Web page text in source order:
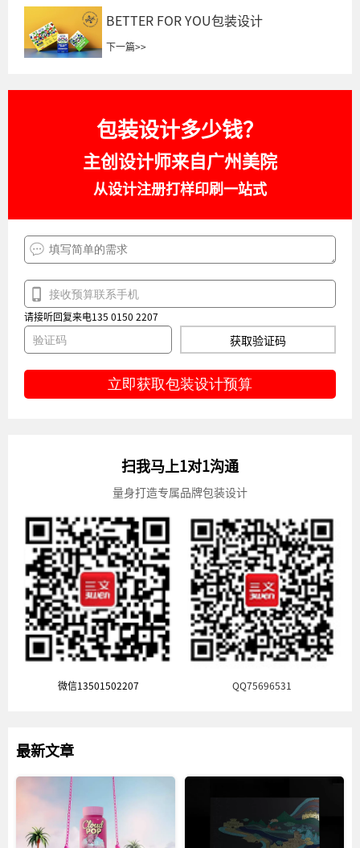
BETTER FOR YOU包装设计
下一篇>>
包装设计多少钱？
主创设计师来自广州美院
从设计注册打样印刷一站式
请接听回复来电135 0150 2207
获取验证码
立即获取包装设计预算
扫我马上1对1沟通
量身打造专属品牌包装设计
微信13501502207 QQ75696531
最新文章